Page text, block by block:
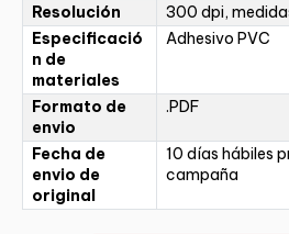
Resolución
300 dpi,
Especificació
n de
materiales
Adhesivo PVC
Formato de
envio
.PDF
Fecha de
envio de
original
10 días hábiles
campaña